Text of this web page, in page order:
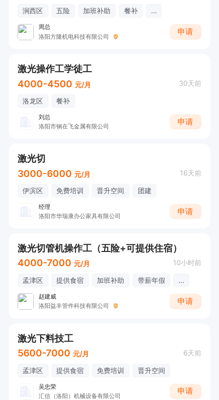
涧西区 五险 加班补助 餐补 ...
周总
洛阳方隆机电科技有限公司
申请
激光操作工学徒工
4000-4500 元/月 30天前
洛龙区 餐补
刘总
洛阳市钢在飞金属有限公司
申请
激光切
3000-6000 元/月 16天前
伊滨区 免费培训 晋升空间 团建
经理
洛阳市华瑞康办公家具有限公司
申请
激光切管机操作工（五险+可提供住宿）
4000-7000 元/月 10小时前
孟津区 提供食宿 加班补助 带薪年假 ...
赵建威
洛阳益丰管件科技有限公司
申请
激光下料技工
5600-7000 元/月 6天前
孟津区 提供食宿 免费培训 晋升空间
吴忠荣
汇信（洛阳）机械设备有限公司
申请